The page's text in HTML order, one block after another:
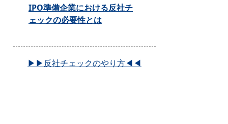
IPO準備企業における反社チ
ェックの必要性とは
▶▶反社チェックのやり方◀◀